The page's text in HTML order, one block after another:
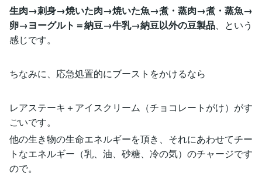
生肉→刺身→焼いた肉→焼いた魚→煮・蒸肉→煮・蒸魚→
卵→ヨーグルト＝納豆→牛乳→納豆以外の豆製品、という
感じです。
ちなみに、応急処置的にブーストをかけるなら
レアステーキ＋アイスクリーム（チョコレートがけ）がす
ごいです。
他の生き物の生命エネルギーを頂き、それにあわせてチー
トなエネルギー（乳、油、砂糖、冷の気）のチャージです
ので。